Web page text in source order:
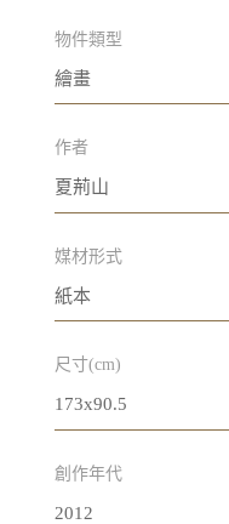
物件類型
繪畫
作者
夏荊山
媒材形式
紙本
尺寸(cm)
173x90.5
創作年代
2012